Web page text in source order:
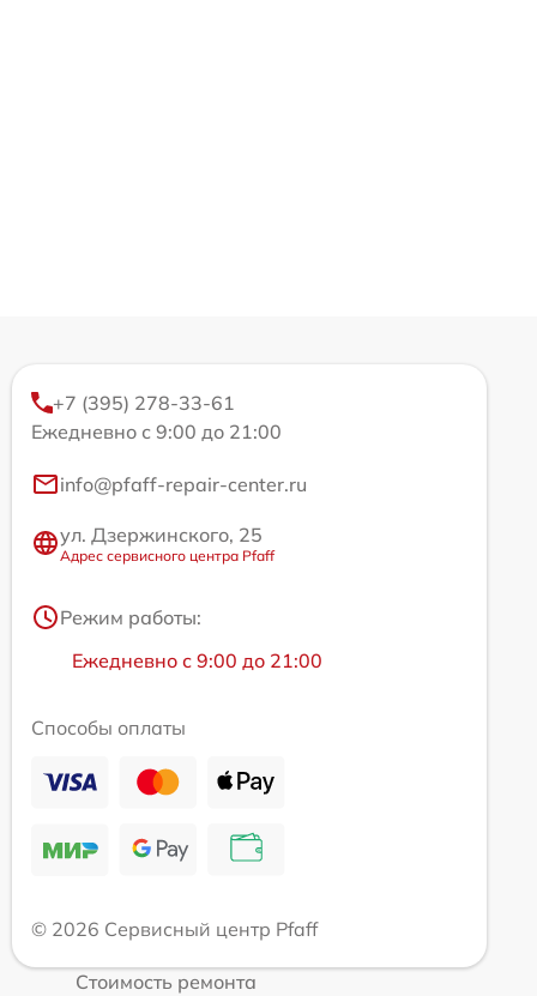
+7 (395) 278-33-61
Ежедневно с 9:00 до 21:00
info@pfaff-repair-center.ru
ул. Дзержинского, 25
Адрес сервисного центра Pfaff
Режим работы:
Ежедневно с 9:00 до 21:00
Способы оплаты
© 2026 Сервисный центр Pfaff
Стоимость ремонта